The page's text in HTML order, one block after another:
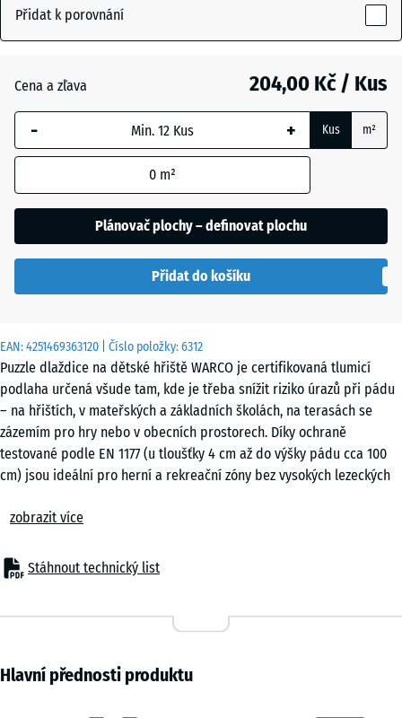
EAN:4251469363120 | Číslo položky:6312
Puzzle dlaždice na dětské hřiště WARCO je certifikovaná tlumicí
podlaha určená všude tam, kde je třeba snížit riziko úrazů při pádu
– na hřištích, v mateřských a základních školách, na terasách se
zázemím pro hry nebo v obecních prostorech. Díky ochraně
testované podle EN 1177 (u tloušťky 4 cm až do výšky pádu cca 100
cm) jsou ideální pro herní a rekreační zóny bez vysokých lezeckých
nebo ve fitness zónách představují puzzle dlaždice osvědčenou
Typické použití
– Herní plochy pro malé děti, balanční a pohybové zóny
– Terasy s herními prvky nebo odpočinkové plochy
– Domovy seniorů, rehabilitační a terapeutická zařízení
Materiál & konstrukce
zobrazit více
Stáhnout technický list
Cihlově
Travní
zelená
rozměr s
se používá
v údajích o
uvedeno
50
cm
|
0,25
m²
50
50
cm
+ 69,00 Kč
Přidat k porovnání
Cena a zľava 204,00 Kč / Kus
- + Kus m²
0 m²
Plánovač plochy – definovat plochu
Přidat do košíku
Hlavní přednosti produktu